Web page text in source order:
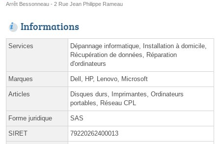
Arrêt Bessonneau - 2 Rue Jean Philippe Rameau
Informations
Services
Dépannage informatique, Installation à domicile,
Récupération de données, Réparation
d'ordinateurs
Marques Dell, HP, Lenovo, Microsoft
Articles
Disques durs, Imprimantes, Ordinateurs
portables, Réseau CPL
Forme juridique SAS
SIRET 79220262400013